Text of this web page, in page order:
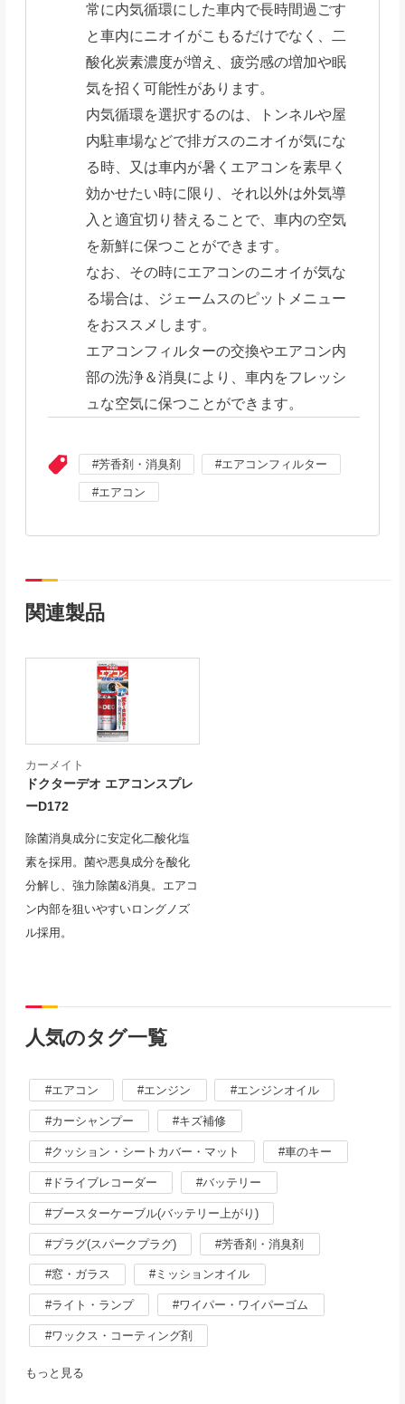
常に内気循環にした車内で長時間過ごす
と車内にニオイがこもるだけでなく、二
酸化炭素濃度が増え、疲労感の増加や眠
気を招く可能性があります。
内気循環を選択するのは、トンネルや屋
内駐車場などで排ガスのニオイが気にな
る時、又は車内が暑くエアコンを素早く
効かせたい時に限り、それ以外は外気導
入と適宜切り替えることで、車内の空気
を新鮮に保つことができます。
なお、その時にエアコンのニオイが気な
る場合は、ジェームスのピットメニュー
をおススメします。
エアコンフィルターの交換やエアコン内
部の洗浄＆消臭により、車内をフレッシ
ュな空気に保つことができます。
芳香剤・消臭剤 エアコンフィルター
エアコン
関連製品
カーメイト
ドクターデオ エアコンスプレ
ーD172
除菌消臭成分に安定化二酸化塩
素を採用。菌や悪臭成分を酸化
分解し、強力除菌&消臭。エアコ
ン内部を狙いやすいロングノズ
ル採用。
人気のタグ一覧
エアコン エンジン エンジンオイル
カーシャンプー キズ補修
クッション・シートカバー・マット 車のキー
ドライブレコーダー バッテリー
ブースターケーブル(バッテリー上がり)
プラグ(スパークプラグ) 芳香剤・消臭剤
窓・ガラス ミッションオイル
ライト・ランプ ワイパー・ワイパーゴム
ワックス・コーティング剤
もっと見る